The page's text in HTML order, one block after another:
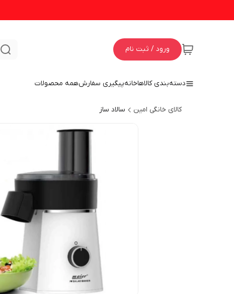
ورود / ثبت نام
دسته‌بندی کالاهاخانهپیگیری سفارشهمه محصولات
کالای خانگی امین سالاد ساز